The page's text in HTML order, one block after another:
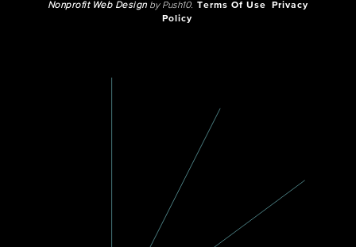
Nonprofit Web Designby Push10. Terms Of Use
Privacy
Policy